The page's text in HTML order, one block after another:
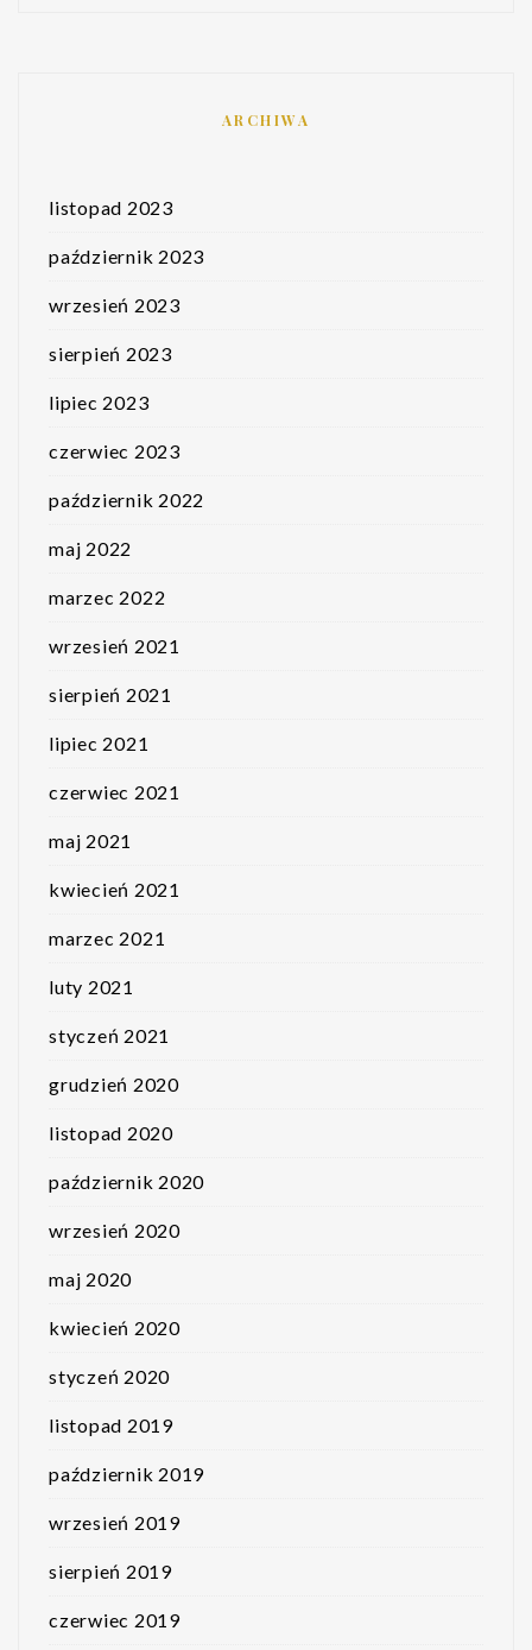
ARCHIWA
listopad 2023
październik 2023
wrzesień 2023
sierpień 2023
lipiec 2023
czerwiec 2023
październik 2022
maj 2022
marzec 2022
wrzesień 2021
sierpień 2021
lipiec 2021
czerwiec 2021
maj 2021
kwiecień 2021
marzec 2021
luty 2021
styczeń 2021
grudzień 2020
listopad 2020
październik 2020
wrzesień 2020
maj 2020
kwiecień 2020
styczeń 2020
listopad 2019
październik 2019
wrzesień 2019
sierpień 2019
czerwiec 2019